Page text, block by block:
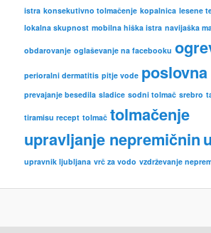
istra konsekutivno tolmačenje kopalnica lesene
lokalna skupnost mobilna hiška istra navijaška
obdarovanje oglaševanje na facebooku
perioralni dermatitis pitje vode
prevajanje besedila sladice sodni tolmač srebro
tiramisu recept tolmač tolmačenje
upravljanje nepremičnin
upravnik ljubljana vrč za vodo vzdrževanje